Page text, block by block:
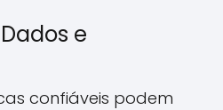
e
confiáveis podem